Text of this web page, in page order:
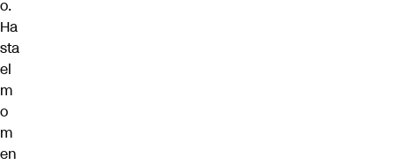
o.
Ha
sta
el
m
o
m
en